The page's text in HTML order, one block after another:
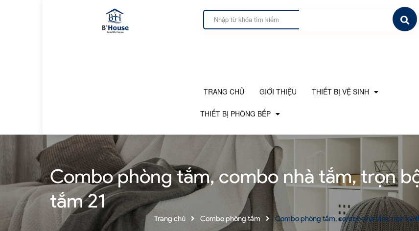
TRANG CHỦ GIỚI THIỆU THIẾT BỊ VỆ SINH
THIẾT BỊ PHÒNG BẾP
Combo phòng tắm, combo nhà tắm, trọn
tắm 21
Trang chủ Combo phòng tắm Combo phòng tắm, combo nhà tắm, trọn bộ